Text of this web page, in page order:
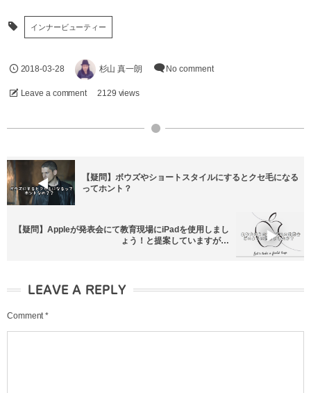
インナービューティー
2018-03-28 杉山 真一朗 No comment
Leave a comment 2129 views
【疑問】ボウズやショートスタイルにするとクセ毛になる
ってホント？
【疑問】Appleが発表会にて教育現場にiPadを使用しまし
ょう！と提案していますが…
LEAVE A REPLY
Comment *